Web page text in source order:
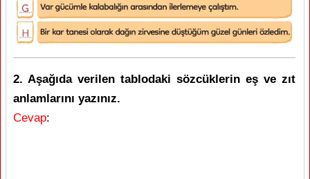
2. Aşağıda verilen tablodaki sözcüklerin eş ve zıt
anlamlarını yazınız.
Cevap: